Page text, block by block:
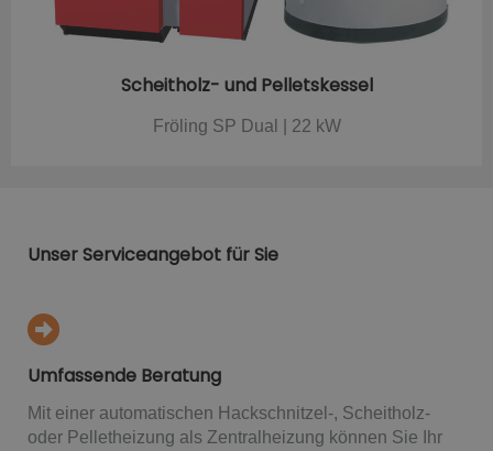
Scheitholz- und Pelletskessel
Fröling SP Dual | 22 kW
Unser Serviceangebot für Sie
Umfassende Beratung
Mit einer automatischen Hackschnitzel-, Scheitholz-
oder Pelletheizung als Zentralheizung können Sie Ihr